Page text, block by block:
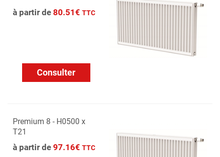
à partir de 80.51€ TTC
Consulter
Premium 8 - H0500 x
T21
à partir de 97.16€ TTC